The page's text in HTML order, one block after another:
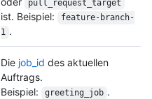
pull_request_ target
ist. Beispiel:
feature-branch-
1 .
Die job_id des aktuellen
Auftrags.
Beispiel:
greeting_job .